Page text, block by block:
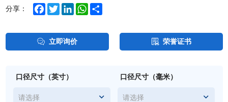
分享： Facebook
TwitterLinkedInWhatsApp
Share
立即询价 荣誉证书
口径尺寸（毫米）
请选择
口径尺寸（英寸）
请选择